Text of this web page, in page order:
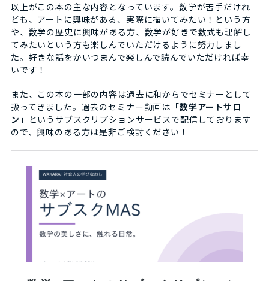
以上がこの本の主な内容となっています。数学が苦手だけれ
ども、アートに興味がある、実際に描いてみたい！という方
や、数学の歴史に興味がある方、数学が好きで数式も理解し
てみたいという方も楽しんでいただけるように努力しまし
た。好きな話をかいつまんで楽しんで読んでいただければ幸
いです！
また、この本の一部の内容は過去に和からでセミナーとして
扱ってきました。過去のセミナー動画は「数学アートサロ
ン 」というサブスクリプションサービスで配信しております
ので、興味のある方は是非ご検討ください！